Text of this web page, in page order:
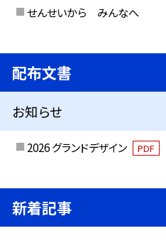
せんせいから みんなへ
配布文書
お知らせ
2026 グランドデザイン PDF
新着記事